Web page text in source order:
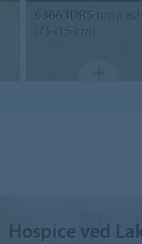
63663DR5 terra ash
(75x15 cm)
Hospice ved